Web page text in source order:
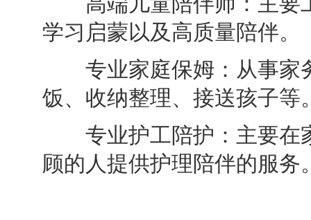
学习启蒙以及高质量陪伴。
专业家庭保姆：从事家
饭、收纳整理、接送孩子等
专业护工陪护：主要在
顾的人提供护理陪伴的服务